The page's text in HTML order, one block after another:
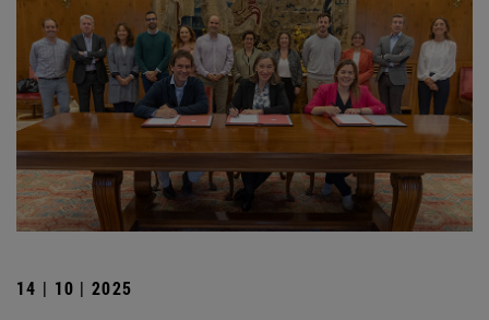
14 | 10 | 2025